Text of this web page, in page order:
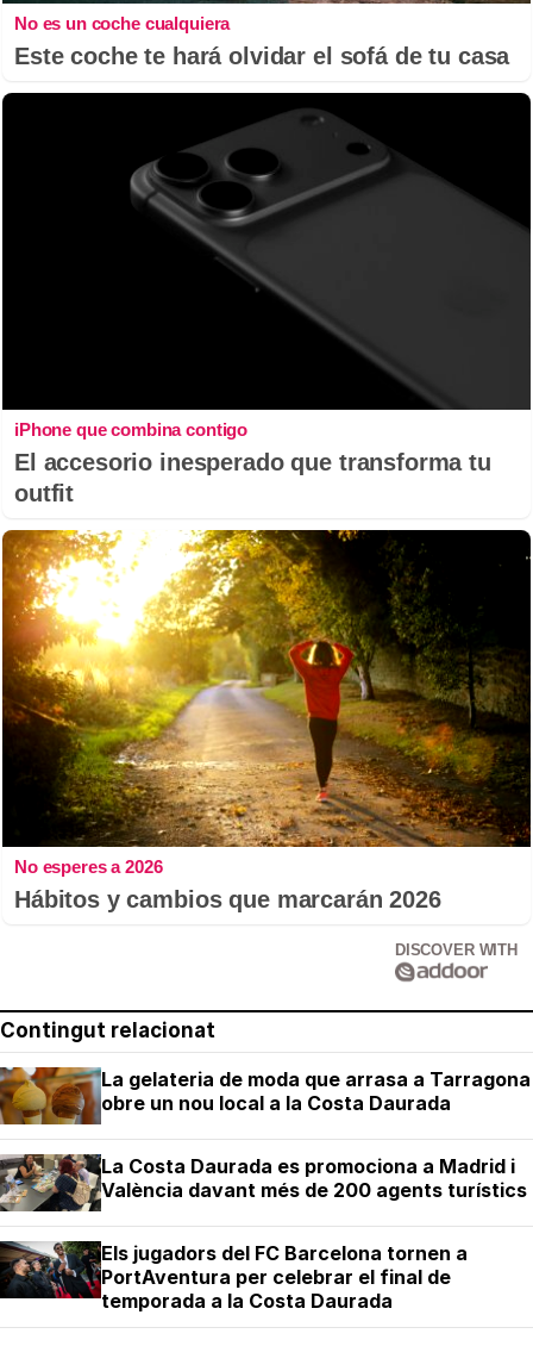
No es un coche cualquiera
Este coche te hará olvidar el sofá de tu casa
iPhone que combina contigo
El accesorio inesperado que transforma tu
outfit
No esperes a 2026
Hábitos y cambios que marcarán 2026
DISCOVER WITH
Contingut relacionat
La gelateria de moda que arrasa a Tarragona
obre un nou local a la Costa Daurada
La Costa Daurada es promociona a Madrid i
València davant més de 200 agents turístics
Els jugadors del FC Barcelona tornen a
PortAventura per celebrar el final de
temporada a la Costa Daurada